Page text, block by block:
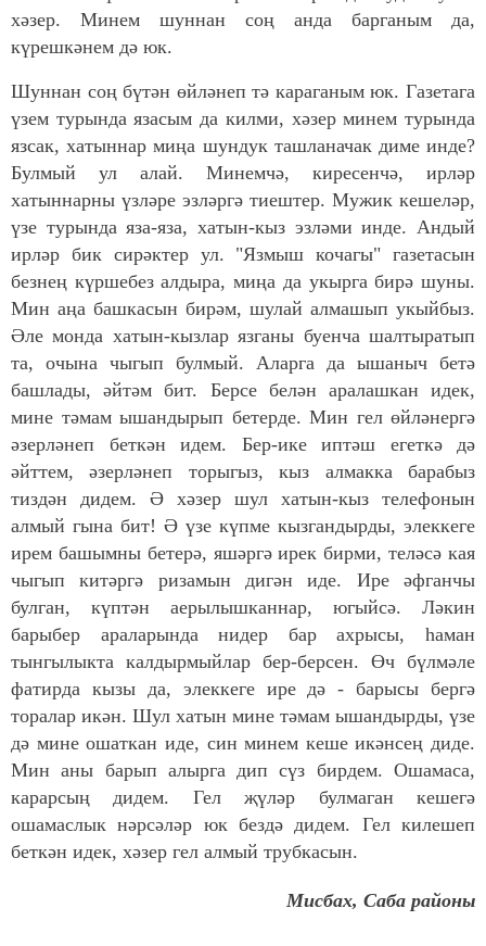
хәзер. Минем шуннан соң анда барганым да,
күрешкәнем дә юк.
Шуннан соң бүтән өйләнеп тә караганым юк. Газетага
үзем турында язасым да килми, хәзер минем турында
язсак, хатыннар миңа шундук ташланачак диме инде?
Булмый ул алай. Минемчә, киресенчә, ирләр
хатыннарны үзләре эзләргә тиештер. Мужик кешеләр,
үзе турында яза-яза, хатын-кыз эзләми инде. Андый
ирләр бик сирәктер ул. "Язмыш кочагы" газетасын
безнең күршебез алдыра, миңа да укырга бирә шуны.
Мин аңа башкасын бирәм, шулай алмашып укыйбыз.
Әле монда хатын-кызлар язганы буенча шалтыратып
та, очына чыгып булмый. Аларга да ышаныч бетә
башлады, әйтәм бит. Берсе белән аралашкан идек,
мине тәмам ышандырып бетерде. Мин гел өйләнергә
әзерләнеп беткән идем. Бер-ике иптәш егеткә дә
әйттем, әзерләнеп торыгыз, кыз алмакка барабыз
тиздән дидем. Ә хәзер шул хатын-кыз телефонын
алмый гына бит! Ә үзе күпме кызгандырды, элеккеге
ирем башымны бетерә, яшәргә ирек бирми, теләсә кая
чыгып китәргә ризамын дигән иде. Ире әфганчы
булган, күптән аерылышканнар, югыйсә. Ләкин
барыбер араларында нидер бар ахрысы, һаман
тынгылыкта калдырмыйлар бер-берсен. Өч бүлмәле
фатирда кызы да, элеккеге ире дә - барысы бергә
торалар икән. Шул хатын мине тәмам ышандырды, үзе
дә мине ошаткан иде, син минем кеше икәнсең диде.
Мин аны барып алырга дип сүз бирдем. Ошамаса,
карарсың дидем. Гел җүләр булмаган кешегә
ошамаслык нәрсәләр юк бездә дидем. Гел килешеп
беткән идек, хәзер гел алмый трубкасын.
Мисбах, Саба районы